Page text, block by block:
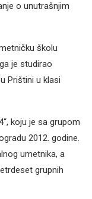
o unutrašnjim
školu
je studirao
Prištini u klasi
koju je sa grupom
2012. godine.
umetnika, a
grupnih